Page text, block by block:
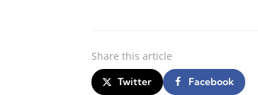
Share this article
Twitter Facebook